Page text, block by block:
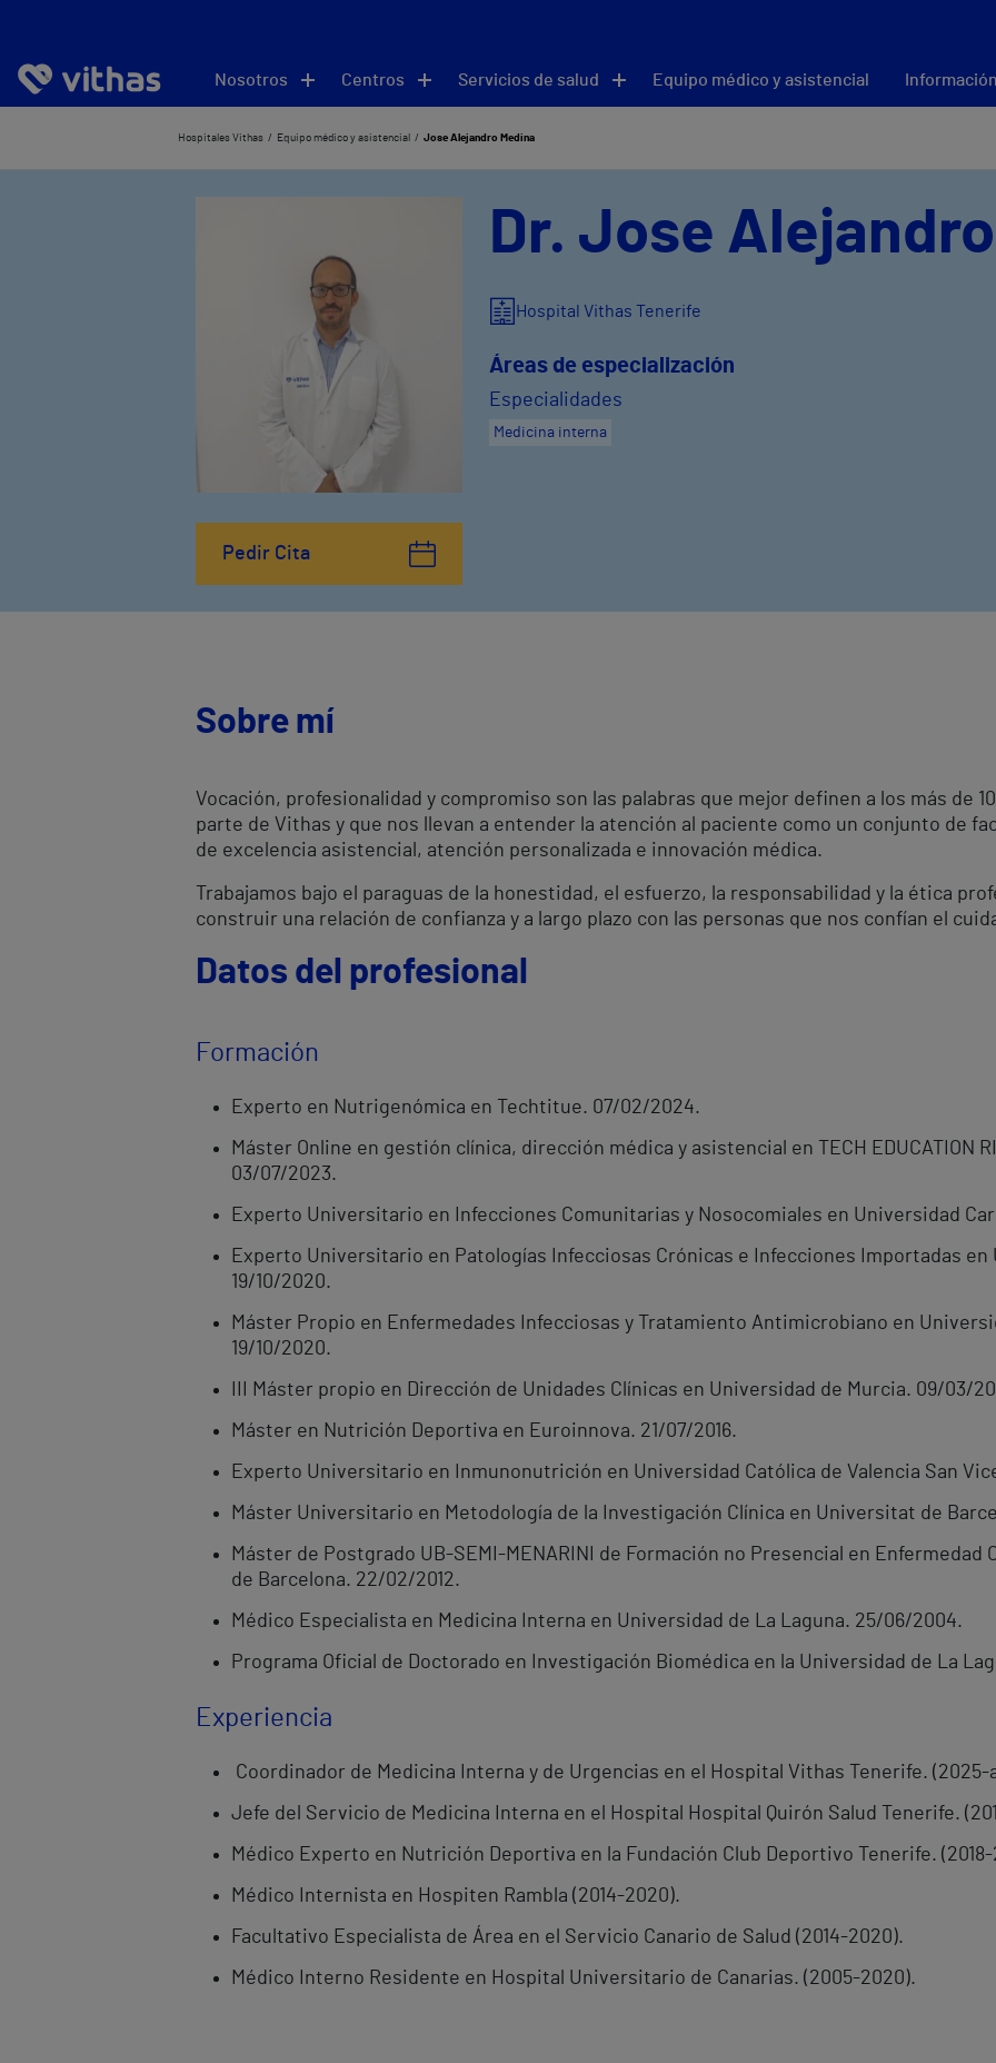
Nosotros Centros Servicios de salud Equipo médico y asistencial
Hospitales Vithas Equipo médico y asistencial Jose Alejandro Medina
Pedir Cita
Dr. Jose
Hospital Vithas Tenerife
Áreas de especialización
Especialidades
Medicina interna
Sobre mí
Vocación, profesionalidad y compromiso son las palabras que mejor definen a los más de
parte de Vithas y que nos llevan a entender la atención al paciente como un conjunto de
de excelencia asistencial, atención personalizada e innovación médica.
Trabajamos bajo el paraguas de la honestidad, el esfuerzo, la responsabilidad y la ética
construir una relación de confianza y a largo plazo con las personas que nos confían el
Datos del profesional
Formación
Experto en Nutrigenómica en Techtitue. 07/02/2024.
Máster Online en gestión clínica, dirección médica y asistencial en TECH EDUCATION
03/07/2023.
Experto Universitario en Infecciones Comunitarias y Nosocomiales en Universidad
Experto Universitario en Patologías Infecciosas Crónicas e Infecciones Importadas en
19/10/2020.
Máster Propio en Enfermedades Infecciosas y Tratamiento Antimicrobiano en
19/10/2020.
III Máster propio en Dirección de Unidades Clínicas en Universidad de Murcia. 09/03/
Máster en Nutrición Deportiva en Euroinnova. 21/07/2016.
Experto Universitario en Inmunonutrición en Universidad Católica de Valencia San
Máster Universitario en Metodología de la Investigación Clínica en Universitat de
Máster de Postgrado UB-SEMI-MENARINI de Formación no Presencial en
de Barcelona. 22/02/2012.
Médico Especialista en Medicina Interna en Universidad de La Laguna. 25/06/2004.
Programa Oficial de Doctorado en Investigación Biomédica en la Universidad de La
Experiencia
Coordinador de Medicina Interna y de Urgencias en el Hospital Vithas Tenerife. (2025-
Jefe del Servicio de Medicina Interna en el Hospital Hospital Quirón Salud Tenerife.
Médico Experto en Nutrición Deportiva en la Fundación Club Deportivo Tenerife.
Médico Internista en Hospiten Rambla (2014-2020).
Facultativo Especialista de Área en el Servicio Canario de Salud (2014-2020).
Médico Interno Residente en Hospital Universitario de Canarias. (2005-2020).